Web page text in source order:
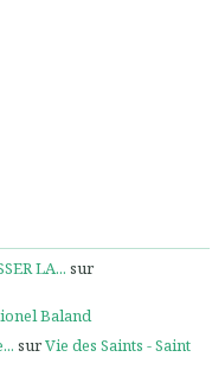
LA... sur
Baland
surVie des Saints - Saint